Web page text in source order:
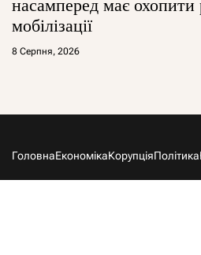
насамперед має
мобілізації
8 Серпня, 2026
ГоловнаЕкономікаКорупціяПолітика